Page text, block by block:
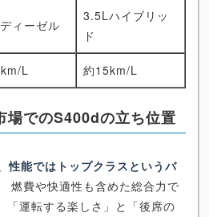
ィーゼル
3.5Lハイブリッ
ド
L 約15km/L
場でのS400dの立ち位置
性能ではトップクラスというバ
燃費や快適性も含めた総合力で
「運転する楽しさ」と「後席の